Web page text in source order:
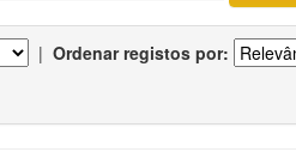
| Ordenar registos por: